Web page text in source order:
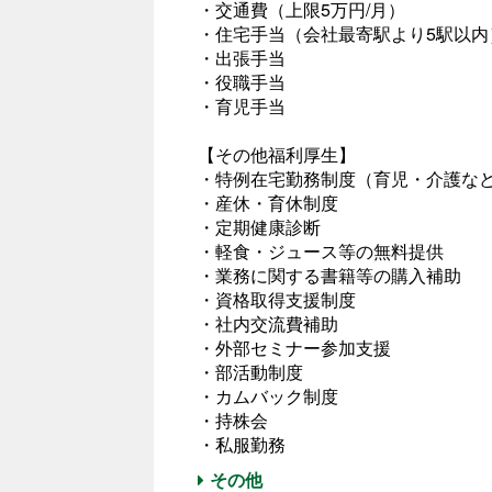
・交通費（上限5万円/月）
・住宅手当（会社最寄駅より5駅以
・出張手当
・役職手当
・育児手当
【その他福利厚生】
・特例在宅勤務制度（育児・介護な
・産休・育休制度
・定期健康診断
・軽食・ジュース等の無料提供
・業務に関する書籍等の購入補助
・資格取得支援制度
・社内交流費補助
・外部セミナー参加支援
・部活動制度
・カムバック制度
・持株会
・私服勤務
その他